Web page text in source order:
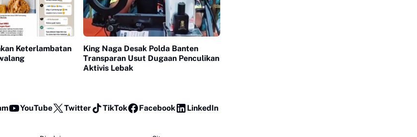
Keterlambatan
King Naga Desak Polda Banten
Transparan Usut Dugaan Penculikan
Aktivis Lebak
YouTube Twitter TikTok Facebook LinkedIn